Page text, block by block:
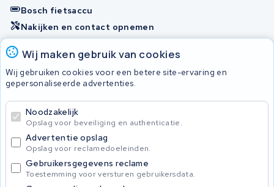
Wij maken gebruik van cookies
Wij gebruiken cookies voor een betere site-ervaring en
gepersonaliseerde advertenties.
Noodzakelijk
Opslag voor beveiliging en authenticatie.
Advertentie opslag
Opslag voor reclamedoeleinden.
Gebruikersgegevens reclame
Toestemming voor versturen gebruikersdata.
Bosch fietsaccu
Nakijken en contact opnemen
Privacybeleid